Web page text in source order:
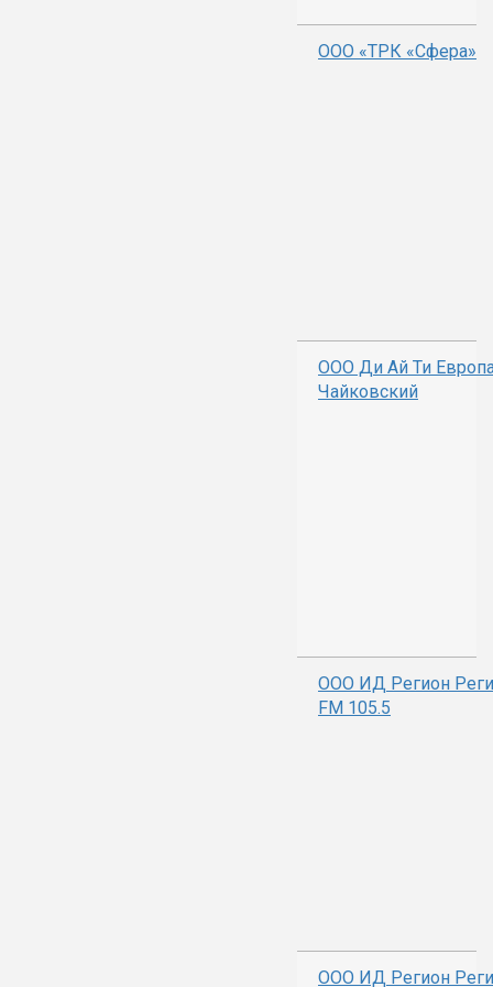
ООО «ТРК «Сфера»
ООО Ди Ай Ти
Чайковский
ООО ИД Регион
FM 105.5
ООО ИД Регион